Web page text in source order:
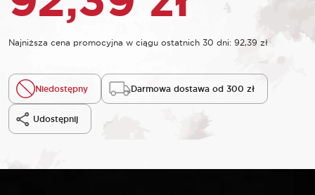
Najniższa cena promocyjna w ciągu ostatnich 30 dni: 92,39 zł
Niedostępny Darmowa dostawa od 300 zł
Udostępnij